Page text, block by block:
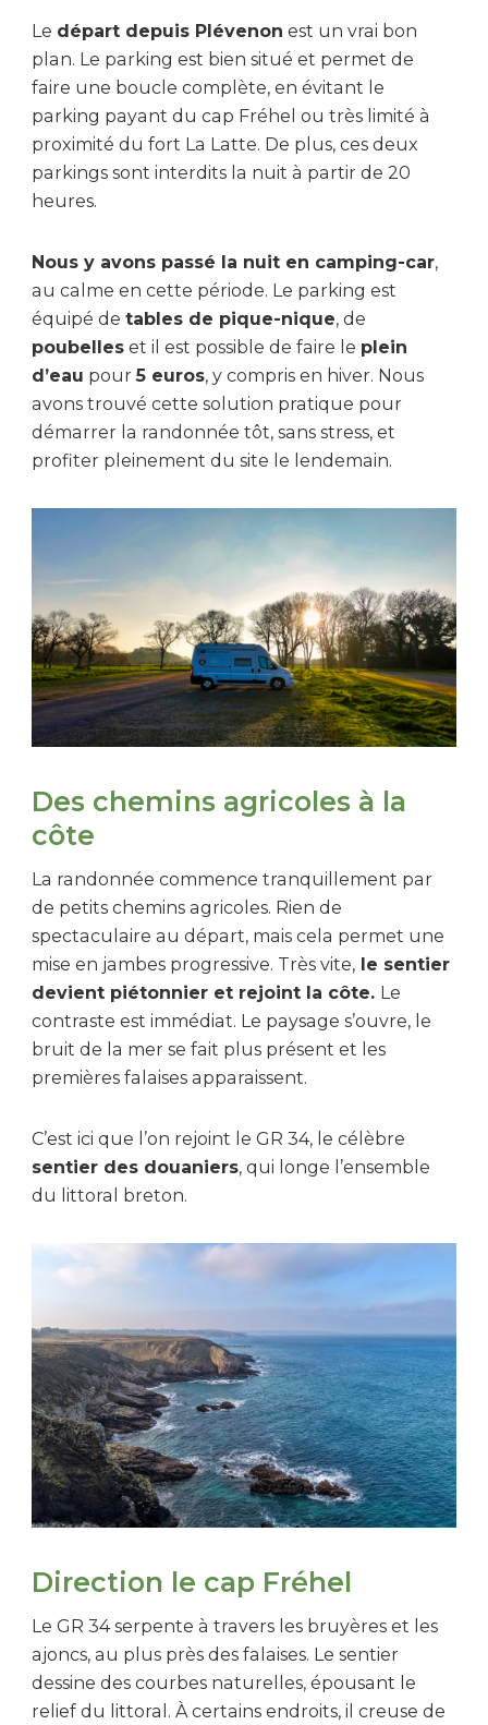
Le départ depuis Plévenon est un vrai bon
plan. Le parking est bien situé et permet de
faire une boucle complète, en évitant le
parking payant du cap Fréhel ou très limité à
proximité du fort La Latte. De plus, ces deux
parkings sont interdits la nuit à partir de 20
heures.
Nous y avons passé la nuit en camping-car,
au calme en cette période. Le parking est
équipé de tables de pique-nique, de
poubelles et il est possible de faire le plein
d’eau pour 5 euros, y compris en hiver. Nous
avons trouvé cette solution pratique pour
démarrer la randonnée tôt, sans stress, et
profiter pleinement du site le lendemain.
Des chemins agricoles à la
côte
La randonnée commence tranquillement par
de petits chemins agricoles. Rien de
spectaculaire au départ, mais cela permet une
mise en jambes progressive. Très vite, le sentier
devient piétonnier et rejoint la côte. Le
contraste est immédiat. Le paysage s’ouvre, le
bruit de la mer se fait plus présent et les
premières falaises apparaissent.
C’est ici que l’on rejoint le GR 34, le célèbre
sentier des douaniers, qui longe l’ensemble
du littoral breton.
Direction le cap Fréhel
Le GR 34 serpente à travers les bruyères et les
ajoncs, au plus près des falaises. Le sentier
dessine des courbes naturelles, épousant le
relief du littoral. À certains endroits, il creuse de